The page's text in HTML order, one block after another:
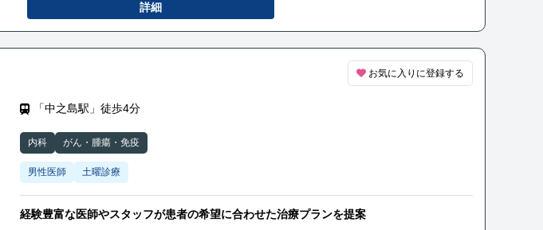
詳細
お気に入りに登録する
「中之島駅」徒歩4分
内科 がん・腫瘍・免疫
男性医師 土曜診療
経験豊富な医師やスタッフが患者の希望に合わせた治療プランを提案